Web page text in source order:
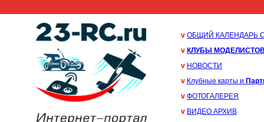
v ОБЩИЙ КАЛЕНДАРЬ
v КЛУБЫ
v НОВОСТИ
v Клубные карты и
v ФОТОГАЛЕРЕЯ
v ВИДЕО АРХИВ